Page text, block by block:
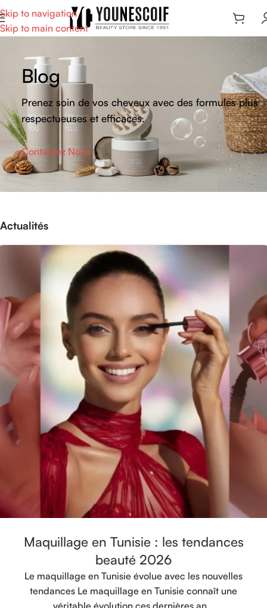
Skip to navigation
Skip to main content
Blog
Prenez soin de vos cheveux avec des formules plus
respectueuses et efficaces.
Contactez Nous
Actualités
Maquillage en Tunisie : les tendances
beauté 2026
Le maquillage en Tunisie évolue avec les nouvelles
tendances Le maquillage en Tunisie connaît une
véritable évolution ces dernières an...